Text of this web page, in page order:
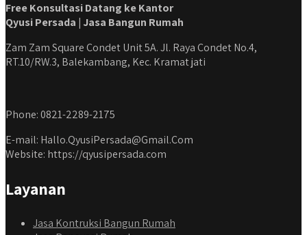
Free Konsultasi Datang ke Kantor
Qyusi Persada | Jasa Bangun Rumah
Zam Zam Square Condet Unit 5A. Jl. Raya Condet No.4,
RT.10/RW.3, Balekambang, Kec. Kramat jati
Phone: 0821-2289-2175
E-mail: Hallo.QyusiPersada@Gmail.Com
Website: https://qyusipersada.com
Layanan
Jasa Kontruksi Bangun Rumah